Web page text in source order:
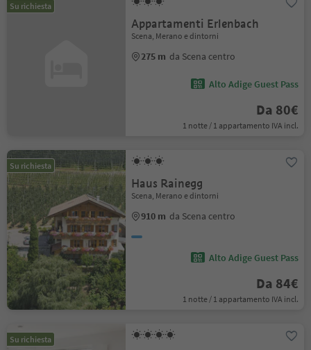
Su richiesta
Appartamenti Erlenbach
Scena, Merano e dintorni
275 m da Scena centro
Alto Adige Guest Pass
Da 80€
1 notte / 1 appartamento IVA incl.
Su richiesta
Haus Rainegg
Scena, Merano e dintorni
910 m da Scena centro
Alto Adige Guest Pass
Da 84€
1 notte / 1 appartamento IVA incl.
Su richiesta